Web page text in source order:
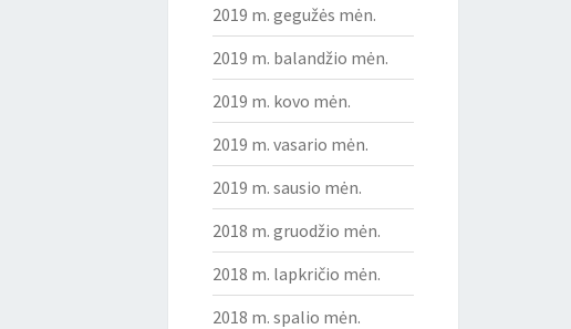
2019 m. gegužės mėn.
2019 m. balandžio mėn.
2019 m. kovo mėn.
2019 m. vasario mėn.
2019 m. sausio mėn.
2018 m. gruodžio mėn.
2018 m. lapkričio mėn.
2018 m. spalio mėn.